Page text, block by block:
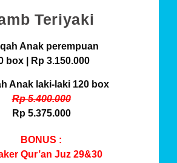
Teriyaki
Anak perempuan
box | Rp 3.150.000
Anak laki-laki 120 box
Rp 5.400.000
Rp 5.375.000
BONUS :
Qur’an Juz 29&30